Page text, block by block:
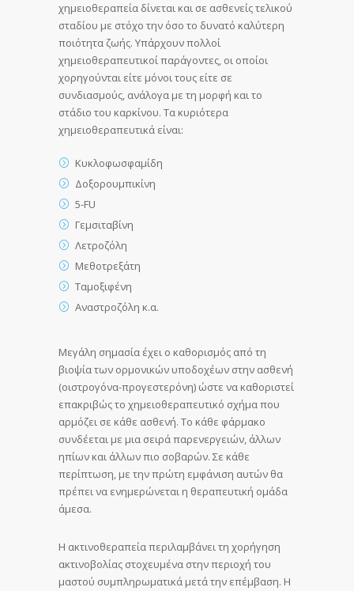
χημειοθεραπεία δίνεται και σε ασθενείς τελικού
σταδίου με στόχο την όσο το δυνατό καλύτερη
ποιότητα ζωής. Υπάρχουν πολλοί
χημειοθεραπευτικοί παράγοντες, οι οποίοι
χορηγούνται είτε μόνοι τους είτε σε
συνδιασμούς, ανάλογα με τη μορφή και το
στάδιο του καρκίνου. Τα κυριότερα
χημειοθεραπευτικά είναι:
Κυκλοφωσφαμίδη
Δοξορουμπικίνη
5-FU
Γεμσιταβίνη
Λετροζόλη
Μεθοτρεξάτη
Ταμοξιφένη
Αναστροζόλη κ.α.
Μεγάλη σημασία έχει ο καθορισμός από τη
βιοψία των ορμονικών υποδοχέων στην ασθενή
(οιστρογόνα-προγεστερόνη) ώστε να καθοριστεί
επακριβώς το χημειοθεραπευτικό σχήμα που
αρμόζει σε κάθε ασθενή. Το κάθε φάρμακο
συνδέεται με μια σειρά παρενεργειών, άλλων
ηπίων και άλλων πιο σοβαρών. Σε κάθε
περίπτωση, με την πρώτη εμφάνιση αυτών θα
πρέπει να ενημερώνεται η θεραπευτική ομάδα
άμεσα.
Η ακτινοθεραπεία περιλαμβάνει τη χορήγηση
ακτινοβολίας στοχευμένα στην περιοχή του
μαστού συμπληρωματικά μετά την επέμβαση. Η